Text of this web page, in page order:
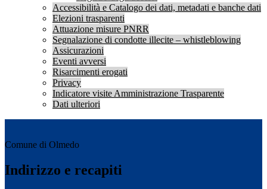
Accessibilità e Catalogo dei dati, metadati e banche dati
Elezioni trasparenti
Attuazione misure PNRR
Segnalazione di condotte illecite – whistleblowing
Assicurazioni
Eventi avversi
Risarcimenti erogati
Privacy
Indicatore visite Amministrazione Trasparente
Dati ulteriori
Comune di Olmedo
Indirizzo e recapiti